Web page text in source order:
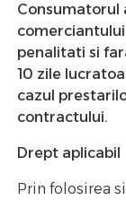
Consumatorul
penalitati si
10 zile
cazul
contractului.
Drept aplicabil
Prin folosirea